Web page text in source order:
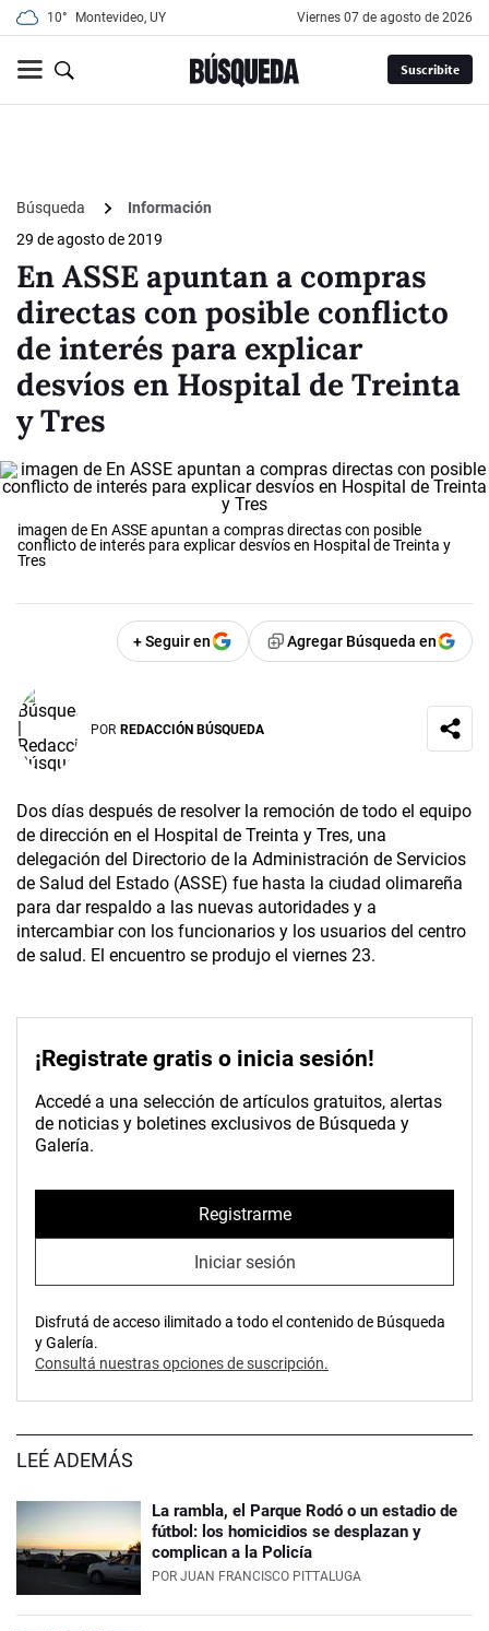
10° Montevideo, UY viernes 07 de agosto de 2026
Suscribite
Búsqueda
Información
29 de agosto de 2019
En ASSE apuntan a compras
directas con posible conflicto
de interés para explicar
desvíos en Hospital de Treinta
y Tres
imagen de En ASSE apuntan a compras directas con posible
conflicto de interés para explicar desvíos en Hospital de Treinta y
Tres
+ Seguir en Agregar Búsqueda en
POR REDACCIÓN BÚSQUEDA
Dos días después de resolver la remoción de todo el equipo
de dirección en el Hospital de Treinta y Tres, una
delegación del Directorio de la Administración de Servicios
de Salud del Estado (ASSE) fue hasta la ciudad olimareña
para dar respaldo a las nuevas autoridades y a
intercambiar con los funcionarios y los usuarios del centro
de salud. El encuentro se produjo el viernes 23.
¡Registrate gratis o inicia sesión!
Accedé a una selección de artículos gratuitos, alertas
de noticias y boletines exclusivos de Búsqueda y
Galería.
Registrarme
Iniciar sesión
Disfrutá de acceso ilimitado a todo el contenido de Búsqueda
y Galería.
Consultá nuestras opciones de suscripción.
LEÉ ADEMÁS
La rambla, el Parque Rodó o un estadio de
fútbol: los homicidios se desplazan y
complican a la Policía
POR JUAN FRANCISCO PITTALUGA